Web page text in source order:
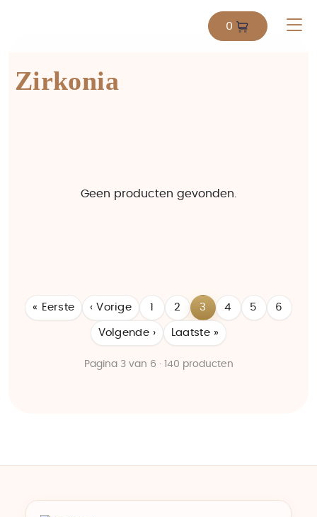
0
Zirkonia
Geen producten gevonden.
« Eerste ‹ Vorige 1 2 3 4 5 6
Volgende › Laatste »
Pagina 3 van 6 · 140 producten